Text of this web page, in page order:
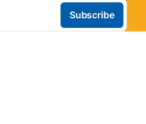
Subscribe